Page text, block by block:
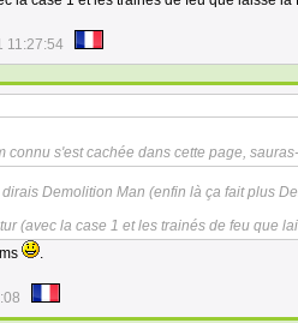
11:27:54
connu s'est cachée dans cette page,
Demolition Man (enfin là ça fait plus
(avec la case 1 et les trainés de feu que
.